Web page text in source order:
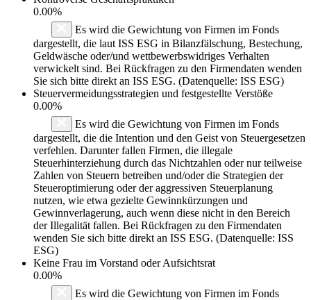
0.00%
Es wird die Gewichtung von Firmen im Fonds
dargestellt, die laut ISS ESG in Bilanzfälschung, Bestechung,
Geldwäsche oder/und wettbewerbswidriges Verhalten
verwickelt sind. Bei Rückfragen zu den Firmendaten wenden
Sie sich bitte direkt an ISS ESG. (Datenquelle: ISS ESG)
Steuervermeidungsstrategien und festgestellte Verstöße
0.00%
Es wird die Gewichtung von Firmen im Fonds
dargestellt, die die Intention und den Geist von Steuergesetzen
verfehlen. Darunter fallen Firmen, die illegale
Steuerhinterziehung durch das Nichtzahlen oder nur teilweise
Zahlen von Steuern betreiben und/oder die Strategien der
Steueroptimierung oder der aggressiven Steuerplanung
nutzen, wie etwa gezielte Gewinnkürzungen und
Gewinnverlagerung, auch wenn diese nicht in den Bereich
der Illegalität fallen. Bei Rückfragen zu den Firmendaten
wenden Sie sich bitte direkt an ISS ESG. (Datenquelle: ISS
ESG)
Keine Frau im Vorstand oder Aufsichtsrat
0.00%
Es wird die Gewichtung von Firmen im Fonds